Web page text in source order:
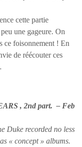
cette partie
une gageure. On
ce foisonnement ! En
de réécouter ces
, 2nd part. – Feb
Duke recorded no less
« concept » albums.